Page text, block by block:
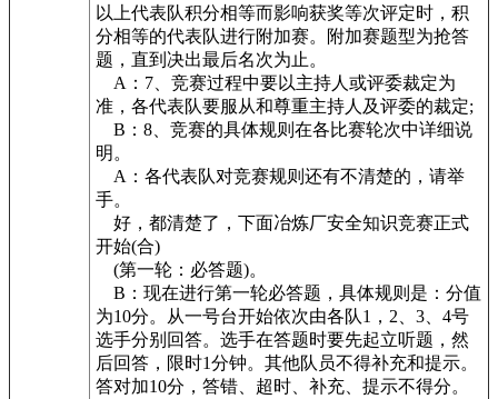
以上代表队积分相等而影响获奖等次评定时，积
分相等的代表队进行附加赛。附加赛题型为抢答
题，直到决出最后名次为止。
A：7、竞赛过程中要以主持人或评委裁定为
准，各代表队要服从和尊重主持人及评委的裁定;
B：8、竞赛的具体规则在各比赛轮次中详细说
明。
A：各代表队对竞赛规则还有不清楚的，请举
手。
好，都清楚了，下面冶炼厂安全知识竞赛正式
开始(合)
(第一轮：必答题)。
B：现在进行第一轮必答题，具体规则是：分值
为10分。从一号台开始依次由各队1，2、3、4号
选手分别回答。选手在答题时要先起立听题，然
后回答，限时1分钟。其他队员不得补充和提示。
答对加10分，答错、超时、补充、提示不得分。